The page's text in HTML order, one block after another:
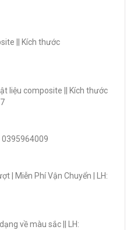
|| Kích thước
liệu composite || Kích thước
0395964009
| Miễn Phí Vận Chuyển | LH:
về màu sắc || LH: